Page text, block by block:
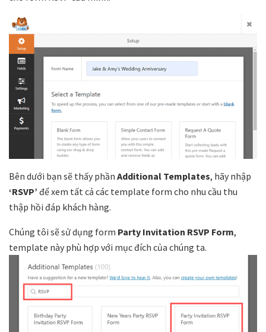
Bên dưới bạn sẽ thấy phần Additional Templates, hãy nhập
‘RSVP’ để xem tất cả các template form cho nhu cầu thu
thập hồi đáp khách hàng.
Chúng tôi sẽ sử dụng form Party Invitation RSVP Form,
template này phù hợp với mục đích của chúng ta.